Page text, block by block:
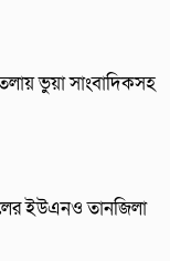
ভুয়া সাংবাদিকসহ
ইউএনও তানজিলা